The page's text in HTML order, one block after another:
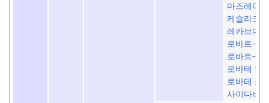
마즈레이
케슐라크
레카브다르
로바트-에
로바트-에
로바테 칼
로바테 소
사이다바드